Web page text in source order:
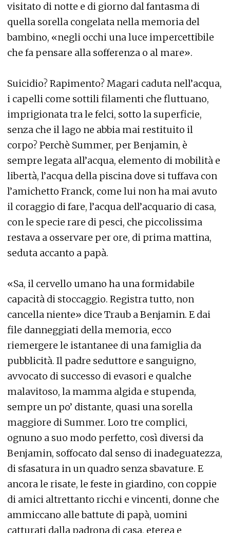
visitato di notte e di giorno dal fantasma di
quella sorella congelata nella memoria del
bambino, «negli occhi una luce impercettibile
che fa pensare alla sofferenza o al mare».
Suicidio? Rapimento? Magari caduta nell’acqua,
i capelli come sottili filamenti che fluttuano,
imprigionata tra le felci, sotto la superficie,
senza che il lago ne abbia mai restituito il
corpo? Perchè Summer, per Benjamin, è
sempre legata all’acqua, elemento di mobilità e
libertà, l’acqua della piscina dove si tuffava con
l’amichetto Franck, come lui non ha mai avuto
il coraggio di fare, l’acqua dell’acquario di casa,
con le specie rare di pesci, che piccolissima
restava a osservare per ore, di prima mattina,
seduta accanto a papà.
«Sa, il cervello umano ha una formidabile
capacità di stoccaggio. Registra tutto, non
cancella niente» dice Traub a Benjamin. E dai
file danneggiati della memoria, ecco
riemergere le istantanee di una famiglia da
pubblicità. Il padre seduttore e sanguigno,
avvocato di successo di evasori e qualche
malavitoso, la mamma algida e stupenda,
sempre un po’ distante, quasi una sorella
maggiore di Summer. Loro tre complici,
ognuno a suo modo perfetto, così diversi da
Benjamin, soffocato dal senso di inadeguatezza,
di sfasatura in un quadro senza sbavature. E
ancora le risate, le feste in giardino, con coppie
di amici altrettanto ricchi e vincenti, donne che
ammiccano alle battute di papà, uomini
catturati dalla padrona di casa, eterea e